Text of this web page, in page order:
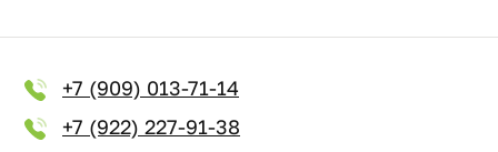
+7 (909) 013-71-14
+7 (922) 227-91-38